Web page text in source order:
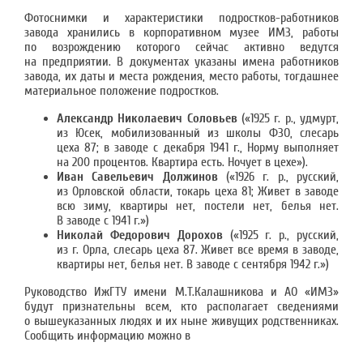
Фотоснимки и характеристики подростков-работников
завода хранились в корпоративном музее ИМЗ, работы
по возрождению которого сейчас активно ведутся
на предприятии. В документах указаны имена работников
завода, их даты и места рождения, место работы, тогдашнее
материальное положение подростков.
Александр Николаевич Соловьев(«1925 г. р., удмурт,
из Юсек, мобилизованный из школы ФЗО, слесарь
цеха 87; в заводе с декабря 1941 г., Норму выполняет
на 200 процентов. Квартира есть. Ночует в цехе»).
Иван Савельевич Должинов(«1926 г. р., русский,
из Орловской области, токарь цеха 81; Живет в заводе
всю зиму, квартиры нет, постели нет, белья нет.
В заводе с 1941 г.»)
Николай Федорович Дорохов(«1925 г. р., русский,
из г. Орла, слесарь цеха 87. Живет все время в заводе,
квартиры нет, белья нет. В заводе с сентября 1942 г.»)
Руководство ИжГТУ имени М.Т.Калашникова и АО «ИМЗ»
будут признательны всем, кто располагает сведениями
о вышеуказанных людях и их ныне живущих родственниках.
Сообщить информацию можно в